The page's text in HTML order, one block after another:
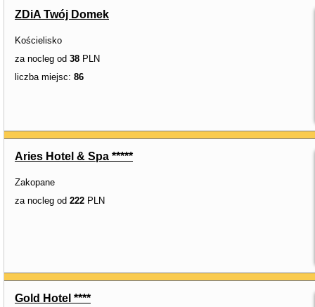
ZDiA Twój Domek
Kościelisko
za nocleg od 38 PLN
liczba miejsc: 86
Aries Hotel & Spa *****
Zakopane
za nocleg od 222 PLN
Gold Hotel ****